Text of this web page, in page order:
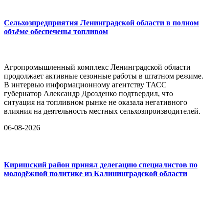
Сельхозпредприятия Ленинградской области в полном
объёме обеспечены топливом
Агропромышленный комплекс Ленинградской области
продолжает активные сезонные работы в штатном режиме.
В интервью информационному агентству ТАСС
губернатор Александр Дрозденко подтвердил, что
ситуация на топливном рынке не оказала негативного
влияния на деятельность местных сельхозпроизводителей.
06-08-2026
Киришский район принял делегацию специалистов по
молодёжной политике из Калининградской области